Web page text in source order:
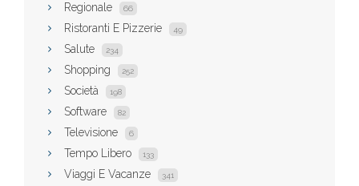
Regionale 66
Ristoranti E Pizzerie 49
Salute 234
Shopping 252
Società 198
Software 82
Televisione 6
Tempo Libero 133
Viaggi E Vacanze 341